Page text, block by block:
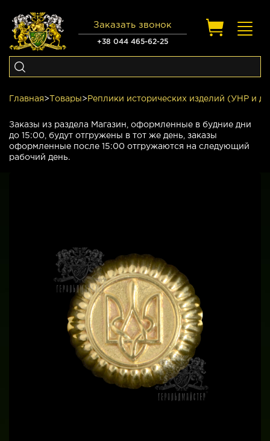
+38 044 465-62-25
Заказать звонок
Главная> Товары> Реплики исторических изделий (УНР и
Заказы из раздела Магазин, оформленные в будние дни
до 15:00, будут отгружены в тот же день, заказы
оформленные после 15:00 отгружаются на следующий
рабочий день.